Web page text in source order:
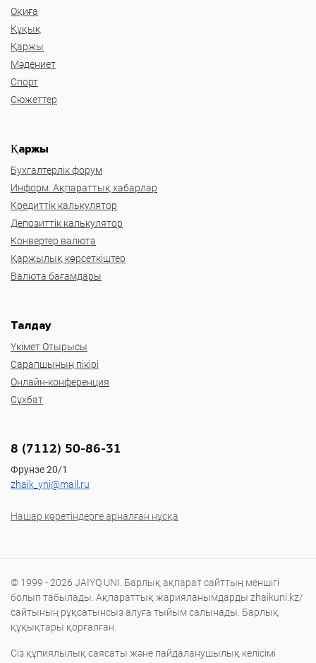
Оқиға
Құқық
Қаржы
Мәдениет
Спорт
Сюжеттер
Қаржы
Бухгалтерлік форум
Информ. Ақпараттық хабарлар
Кредиттік калькулятор
Депозиттік калькулятор
Конвертер валюта
Қаржылық көрсеткіштер
Валюта бағамдары
Талдау
Үкімет Отырысы
Сарапшының пікірі
Онлайн-конференция
Сұхбат
8 (7112) 50-86-31
Фрунзе 20/1
zhaik_yni@mail.ru
Нашар көретіндерге арналған нұсқа
© 1999 - 2026 JAIYQ UNI. Барлық ақпарат сайттың меншігі
болып табылады. Ақпараттық жарияланымдарды zhaikuni.kz/
сайтының рұқсатынсыз алуға тыйым салынады. Барлық
құқықтары қорғалған.
Сіз құпиялылық саясаты және пайдаланушылық келісімі